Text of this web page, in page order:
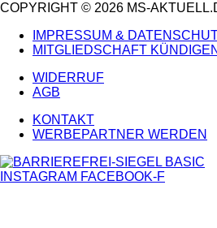
COPYRIGHT © 2026 MS-
IMPRESSUM &
MITGLIEDSCHAFT KÜNDIGEN
WIDERRUF
AGB
KONTAKT
WERBEPARTNER WERDEN
INSTAGRAM FACEBOOK-F